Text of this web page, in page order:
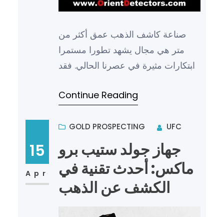
صناعة كاشف الذهب عمق أكثر من
متر هي مجال يشهد تطورا مستمرا
وابتكارات مثيرة في عصرنا الحالي. فقد
Continue Reading
15
Apr
GOLD PROSPECTING UFC
جهاز جولد ستيب برو
ماكس: أحدث تقنية في
الكشف عن الذهب